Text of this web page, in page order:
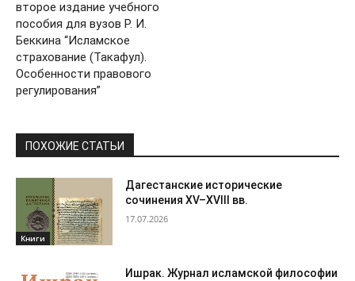
второе издание учебного
пособия для вузов Р. И.
Беккина “Исламское
страхование (Такафул).
Особенности правового
регулирования”
ПОХОЖИЕ СТАТЬИ
Книги
Дагестанские исторические
сочинения XV–XVIII вв.
17.07.2026
Ишрак. Журнал исламской философии